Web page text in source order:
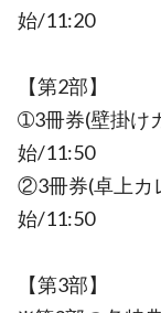
始/11:20
【第2部】
➀3冊券(壁掛け
始/11:50
②3冊券(卓上カ
始/11:50
【第3部】